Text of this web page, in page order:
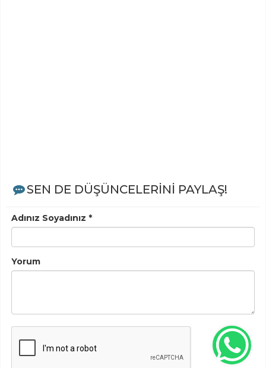
SEN DE DÜŞÜNCELERİNİ PAYLAŞ!
Adınız Soyadınız *
Yorum